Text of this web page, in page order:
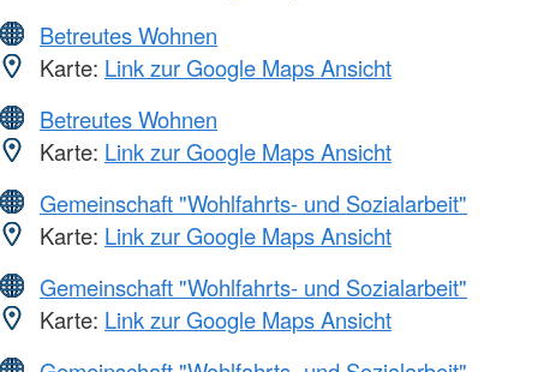
Betreutes Wohnen
Karte: Link zur Google Maps Ansicht
Betreutes Wohnen
Karte: Link zur Google Maps Ansicht
Gemeinschaft "Wohlfahrts- und Sozialarbeit"
Karte: Link zur Google Maps Ansicht
Gemeinschaft "Wohlfahrts- und Sozialarbeit"
Karte: Link zur Google Maps Ansicht